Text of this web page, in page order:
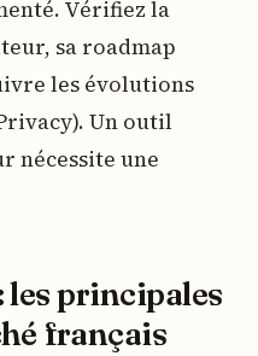
Vérifiez la
sa roadmap
les évolutions
Un outil
nécessite une
principales
français